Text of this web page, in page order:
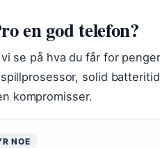
en god telefon?
se på hva du får for
solid
kompromisser.
NOE